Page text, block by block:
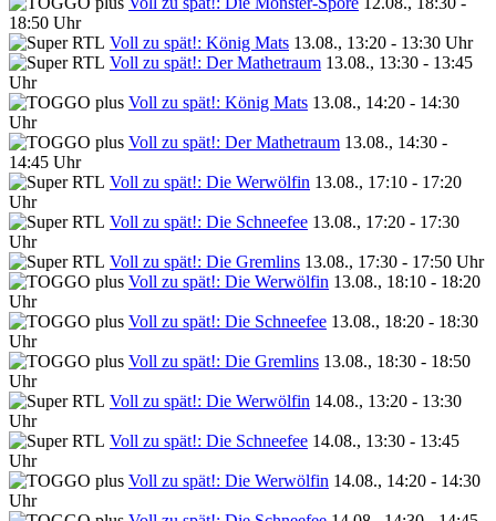
18:50 Uhr
Voll zu spät!: König Mats 13.08., 13:20 - 13:30 Uhr
Voll zu spät!: Der Mathetraum 13.08., 13:30 - 13:45
Uhr
Voll zu spät!: König Mats 13.08., 14:20 - 14:30
Uhr
Voll zu spät!: Der Mathetraum 13.08., 14:30 -
14:45 Uhr
Voll zu spät!: Die Werwölfin 13.08., 17:10 - 17:20
Uhr
Voll zu spät!: Die Schneefee 13.08., 17:20 - 17:30
Uhr
Voll zu spät!: Die Gremlins 13.08., 17:30 - 17:50 Uhr
Voll zu spät!: Die Werwölfin 13.08., 18:10 - 18:20
Uhr
Voll zu spät!: Die Schneefee 13.08., 18:20 - 18:30
Uhr
Voll zu spät!: Die Gremlins 13.08., 18:30 - 18:50
Uhr
Voll zu spät!: Die Werwölfin 14.08., 13:20 - 13:30
Uhr
Voll zu spät!: Die Schneefee 14.08., 13:30 - 13:45
Uhr
Voll zu spät!: Die Werwölfin 14.08., 14:20 - 14:30
Uhr